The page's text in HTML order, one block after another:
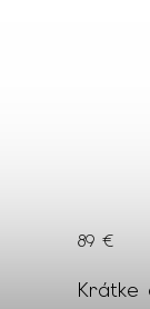
89 €